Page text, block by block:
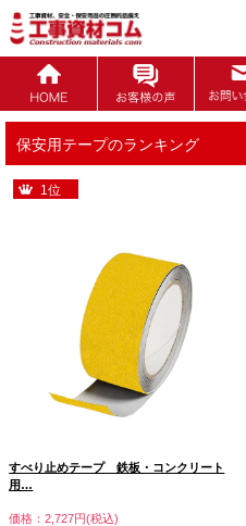
保安用テープのランキング
1位
すべり止めテープ 鉄板・コンクリート
用…
価格：2,727円(税込)